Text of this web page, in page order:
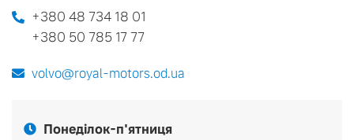
+380 48 734 18 01
+380 50 785 17 77
volvo@royal-motors.od.ua
Понеділок-п'ятниця